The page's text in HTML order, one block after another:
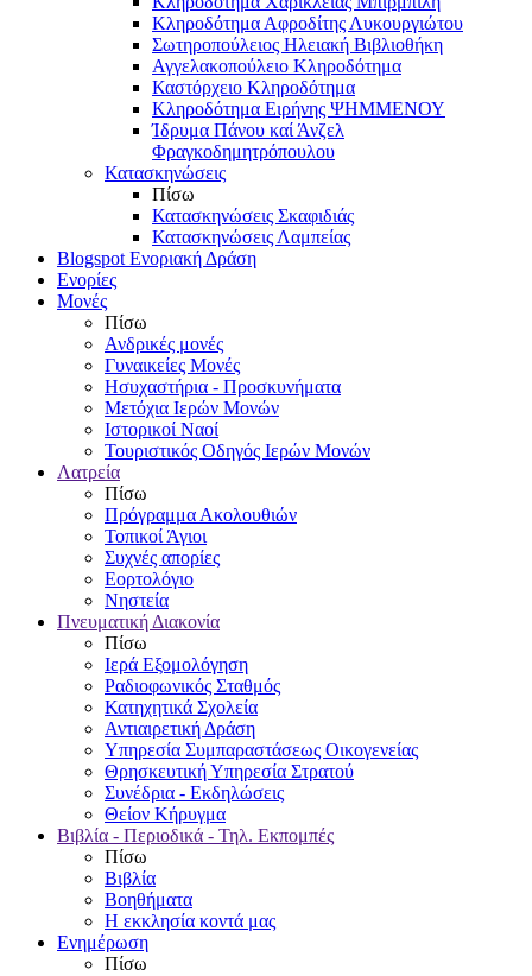
Κληροδότημα Αφροδίτης Λυκουργιώτου
Σωτηροπούλειος Ηλειακή Βιβλιοθήκη
Αγγελακοπούλειο Κληροδότημα
Καστόρχειο Κληροδότημα
Κληροδότημα Ειρήνης ΨΗΜΜΕΝΟΥ
Ίδρυμα Πάνου καί Άνζελ
Φραγκοδημητρόπουλου
Κατασκηνώσεις
Πίσω
Κατασκηνώσεις Σκαφιδιάς
Κατασκηνώσεις Λαμπείας
Blogspot Ενοριακή Δράση
Ενορίες
Μονές
Πίσω
Ανδρικές μονές
Γυναικείες Μονές
Ησυχαστήρια - Προσκυνήματα
Μετόχια Ιερών Μονών
Ιστορικοί Ναοί
Τουριστικός Οδηγός Ιερών Μονών
Λατρεία
Πίσω
Πρόγραμμα Ακολουθιών
Τοπικοί Άγιοι
Συχνές απορίες
Εορτολόγιο
Νηστεία
Πνευματική Διακονία
Πίσω
Ιερά Εξομολόγηση
Ραδιοφωνικός Σταθμός
Κατηχητικά Σχολεία
Αντιαιρετική Δράση
Υπηρεσία Συμπαραστάσεως Οικογενείας
Θρησκευτική Υπηρεσία Στρατού
Συνέδρια - Εκδηλώσεις
Θείον Κήρυγμα
Βιβλία - Περιοδικά - Τηλ. Εκπομπές
Πίσω
Βιβλία
Βοηθήματα
Η εκκλησία κοντά μας
Ενημέρωση
Πίσω